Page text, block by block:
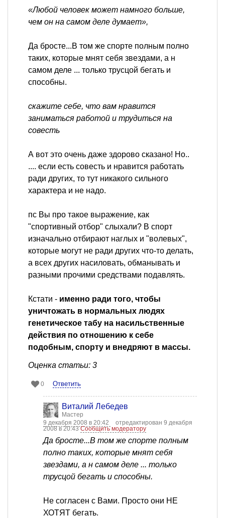
«Любой человек может намного больше,
чем он на самом деле думает»,
Да бросте...В том же спорте полным полно
таких, которые мнят себя звездами, а н
самом деле ... только трусцой бегать и
способны.
скажите себе, что вам нравится
заниматься работой и трудиться на
совесть
А вот это очень даже здорово сказано! Но..
.... если есть совесть и нравится работать
ради других, то тут никакого сильного
характера и не надо.
пс Вы про такое выражение, как
"спортивный отбор" слыхали? В спорт
изначально отбирают наглых и "волевых",
которые могут не ради других что-то делать,
а всех других насиловать, обманывать и
разными прочими средствами подавлять.
Кстати - именно ради того, чтобы
уничтожать в нормальных людях
генетическое табу на насильственные
действия по отношению к себе
подобным, спорту и внедряют в массы.
Оценка статьи: 3
0 Ответить
Виталий Лебедев
Мастер
9 декабря 2008 в 20:42
отредактирован 9 декабря
2008 в 20:43Сообщить модератору
Да бросте...В том же спорте полным
полно таких, которые мнят себя
звездами, а н самом деле ... только
трусцой бегать и способны.
Не согласен с Вами. Просто они НЕ
ХОТЯТ бегать.